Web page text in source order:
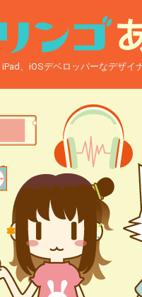
、iOSデベロッパーなデザ